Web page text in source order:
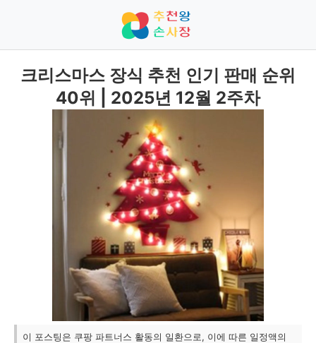
크리스마스 장식 추천 인기 판매 순위
40위 | 2025년 12월 2주차
이 포스팅은 쿠팡 파트너스 활동의 일환으로, 이에 따른 일정액의